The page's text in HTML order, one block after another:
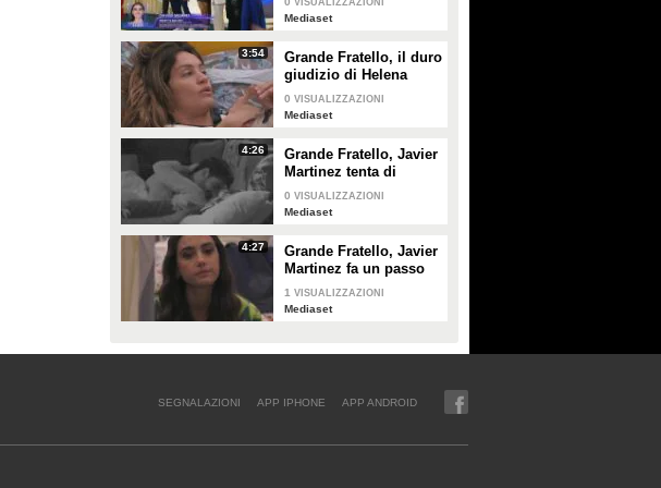
VISUALIZZAZIONI
Mediaset
3:54
Grande Fratello, il duro
giudizio di Helena
Prestes su Zeudi Di
Palma e Javier
0 VISUALIZZAZIONI
Mediaset
4:26
Grande Fratello, Javier
Martinez tenta di
confortare Zeudi Di
Palma
0 VISUALIZZAZIONI
Mediaset
4:27
Grande Fratello, Javier
Martinez fa un passo
indietro con Zeudi Di
Palma
1 VISUALIZZAZIONI
Mediaset
SEGNALAZIONI APP IPHONE APP ANDROID